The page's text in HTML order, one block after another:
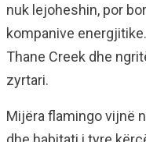
nuk lejoheshin, por
kompanive
Thane Creek dhe
zyrtari.
Mijëra flamingo vijnë